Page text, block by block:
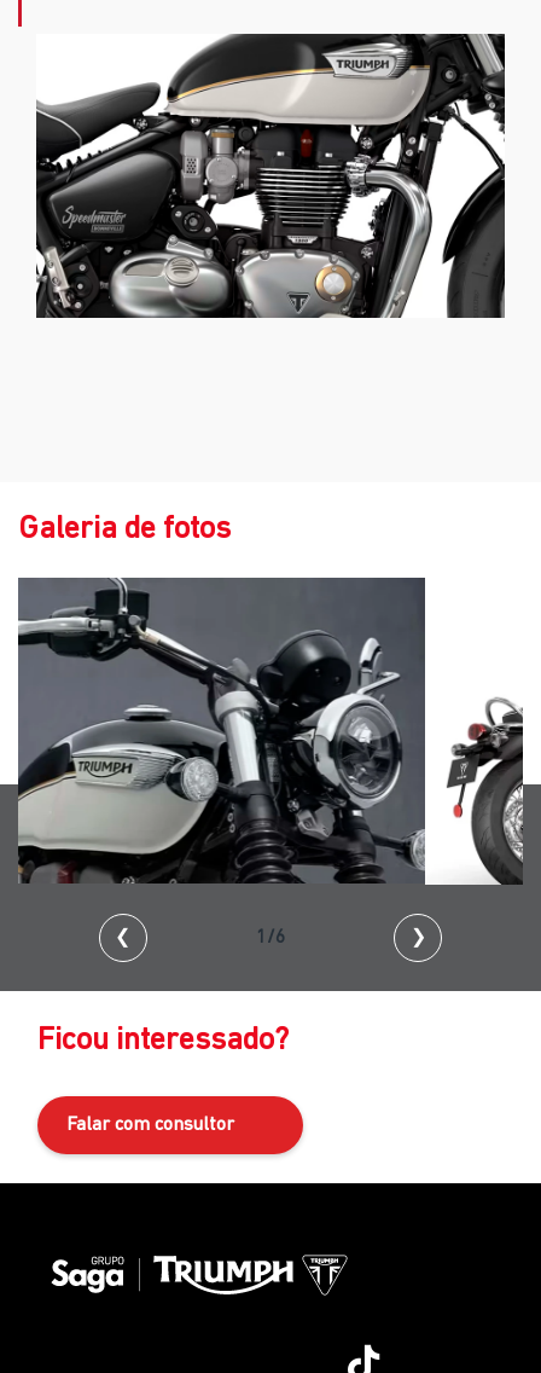
Galeria de fotos
❮ 2/6 ❯
Ficou interessado?
Falar com consultor